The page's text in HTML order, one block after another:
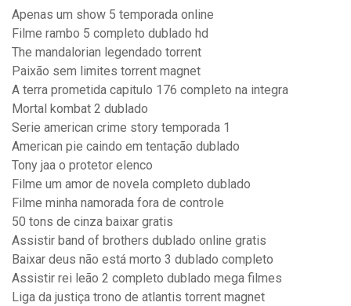
Apenas um show 5 temporada online
Filme rambo 5 completo dublado hd
The mandalorian legendado torrent
Paixão sem limites torrent magnet
A terra prometida capitulo 176 completo na integra
Mortal kombat 2 dublado
Serie american crime story temporada 1
American pie caindo em tentação dublado
Tony jaa o protetor elenco
Filme um amor de novela completo dublado
Filme minha namorada fora de controle
50 tons de cinza baixar gratis
Assistir band of brothers dublado online gratis
Baixar deus não está morto 3 dublado completo
Assistir rei leão 2 completo dublado mega filmes
Liga da justiça trono de atlantis torrent magnet